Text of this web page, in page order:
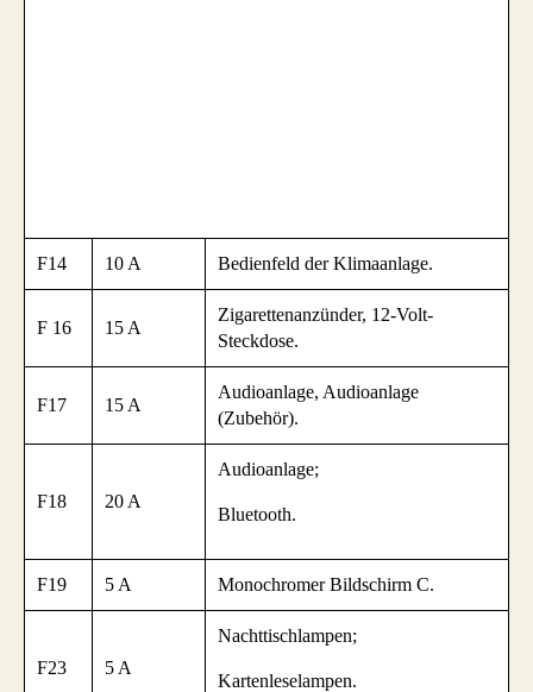
F14 10 A Bedienfeld der Klimaanlage.
F 16 15 A
Zigarettenanzünder, 12-Volt-
Steckdose.
F17 15 A
Audioanlage, Audioanlage
(Zubehör).
F18 20 A
Audioanlage;
Bluetooth.
F19 5 A Monochromer Bildschirm C.
F23 5 A
Nachttischlampen;
Kartenleselampen.